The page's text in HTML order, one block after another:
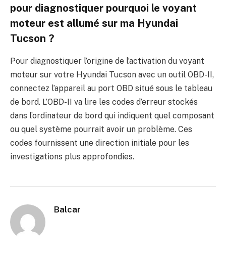
pour diagnostiquer pourquoi le voyant
moteur est allumé sur ma Hyundai
Tucson ?
Pour diagnostiquer l’origine de l’activation du voyant
moteur sur votre Hyundai Tucson avec un outil OBD-II,
connectez l’appareil au port OBD situé sous le tableau
de bord. L’OBD-II va lire les codes d’erreur stockés
dans l’ordinateur de bord qui indiquent quel composant
ou quel système pourrait avoir un problème. Ces
codes fournissent une direction initiale pour les
investigations plus approfondies.
Balcar